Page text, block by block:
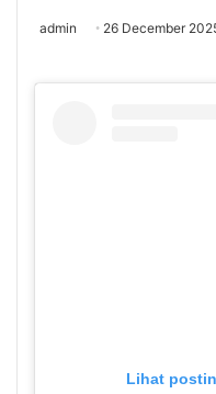
admin 26 December
Lihat